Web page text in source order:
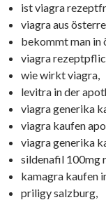
ist viagra
viagra aus
bekommt man in
viagra
wie wirkt viagra,
levitra in der
viagra generika
viagra kaufen
viagra generika
sildenafil 100mg
kamagra kaufen
priligy salzburg,